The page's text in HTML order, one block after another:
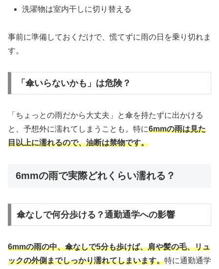
洗濯物は室内干しに切り替える
事前に準備しておくだけで、慌てずに雨の日を乗り切れま
す。
「傘いらないかも」は危険？
「ちょっとの雨だから大丈夫」と傘を持たずに出かける
と、予想外に濡れてしまうことも。特に6mmの雨は見た
目以上に濡れるので、油断は禁物です。
6mmの雨で実際どれくらい濡れる？
傘なしで何分歩ける？通勤通学への影響
6mmの雨の中、傘なしで5分も歩けば、肩や髪の毛、リュ
ックの外側までしっかり濡れてしまいます。特に通勤通学